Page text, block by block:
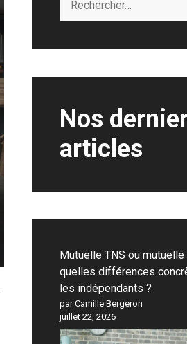
Nos
articles
Mutuelle TNS ou
quelles différences
les indépendants ?
par Camille Bergeron
juillet 22, 2026